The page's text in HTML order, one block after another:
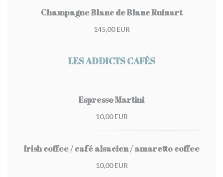
Champagne Blanc de Blanc Ruinart
145,00 EUR
LES ADDICTS CAFÉS
Espresso Martini
10,00 EUR
Irish coffee / café alsacien / amaretto coffee
10,00 EUR